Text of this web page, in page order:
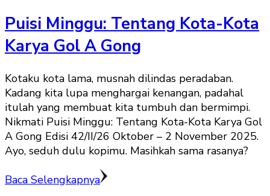
Puisi Minggu: Tentang Kota-Kota
Karya Gol A Gong
Kotaku kota lama, musnah dilindas peradaban.
Kadang kita lupa menghargai kenangan, padahal
itulah yang membuat kita tumbuh dan bermimpi.
Nikmati Puisi Minggu: Tentang Kota-Kota Karya Gol
A Gong Edisi 42/II/26 Oktober – 2 November 2025.
Ayo, seduh dulu kopimu. Masihkah sama rasanya?
Baca Selengkapnya